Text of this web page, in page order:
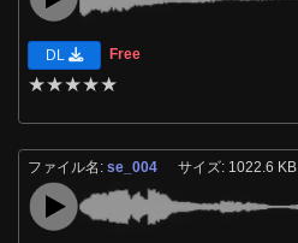
DL Free
★★★★★
ファイル名:se_004 サイズ: 1022.6 KB